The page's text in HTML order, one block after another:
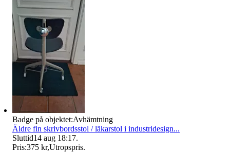
Badge på objektet:Avhämtning
Äldre fin skrivbordsstol / läkarstol i industridesign...
Sluttid14 aug 18:17.
Pris:375 kr,Utropspris.